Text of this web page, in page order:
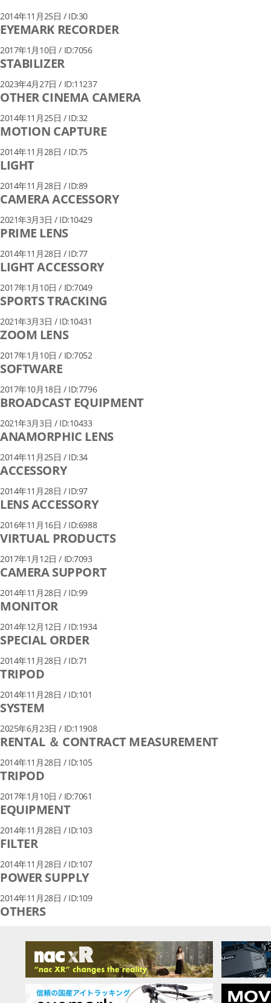
2014年11月25日 / ID:30
EYEMARK RECORDER
2017年1月10日 / ID:7056
STABILIZER
2023年4月27日 / ID:11237
OTHER CINEMA CAMERA
2014年11月25日 / ID:32
MOTION CAPTURE
2014年11月28日 / ID:75
LIGHT
2014年11月28日 / ID:89
CAMERA ACCESSORY
2021年3月3日 / ID:10429
PRIME LENS
2014年11月28日 / ID:77
LIGHT ACCESSORY
2017年1月10日 / ID:7049
SPORTS TRACKING
2021年3月3日 / ID:10431
ZOOM LENS
2017年1月10日 / ID:7052
SOFTWARE
2017年10月18日 / ID:7796
BROADCAST EQUIPMENT
2021年3月3日 / ID:10433
ANAMORPHIC LENS
2014年11月25日 / ID:34
ACCESSORY
2014年11月28日 / ID:97
LENS ACCESSORY
2016年11月16日 / ID:6988
VIRTUAL PRODUCTS
2017年1月12日 / ID:7093
CAMERA SUPPORT
2014年11月28日 / ID:99
MONITOR
2014年12月12日 / ID:1934
SPECIAL ORDER
2014年11月28日 / ID:71
TRIPOD
2014年11月28日 / ID:101
SYSTEM
2025年6月23日 / ID:11908
RENTAL ＆ CONTRACT MEASUREMENT
2014年11月28日 / ID:105
TRIPOD
2017年1月10日 / ID:7061
EQUIPMENT
2014年11月28日 / ID:103
FILTER
2014年11月28日 / ID:107
POWER SUPPLY
2014年11月28日 / ID:109
OTHERS